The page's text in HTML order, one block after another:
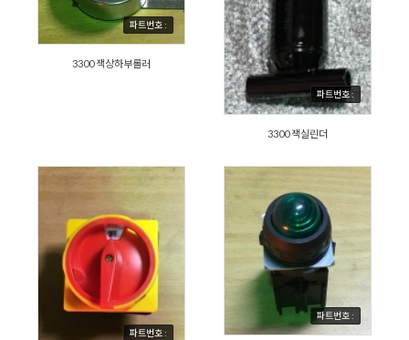
파트번호 :
3300 잭상하부롤러
파트번호 :
3300 잭실린더
파트번호 :
파트번호 :